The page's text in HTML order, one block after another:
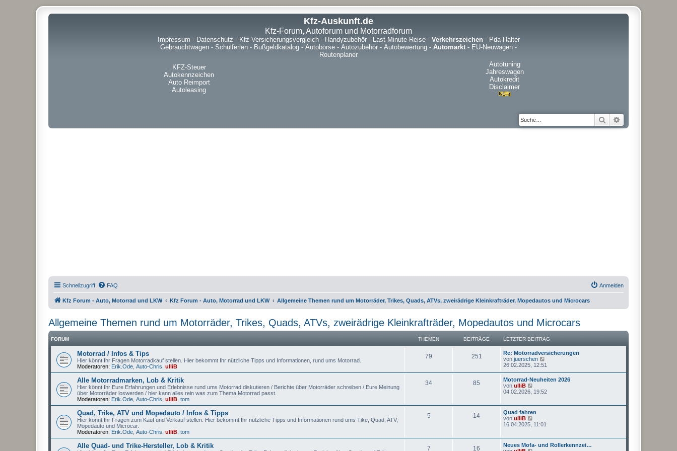
Kfz-Auskunft.de
Kfz-Forum, Autoforum und Motorradforum
Impressum - Datenschutz - Kfz-Versicherungsvergleich- Handyzubehör- Last-Minute-Reise- Verkehrszeichen- Pda-Halter
Gebrauchtwagen - Schulferien - Bußgeldkatalog - Autobörse - Autozubehör - Autobewertung - Automarkt - EU-Neuwagen -
Routenplaner
KFZ-Steuer
Autokennzeichen
Auto Reimport
Autoleasing
Autotuning
Jahreswagen
Autokredit
Disclaimer
Suche
Schnellzugriff FAQ Anmelden
Kfz Forum - Auto, Motorrad und LKW Kfz Forum - Auto, Motorrad und LKW Allgemeine Themen rund um Motorräder, Trikes, Quads, ATVs, zweirädrige Kleinkrafträder, Mopedautos und Microcars
Allgemeine Themen rund um Motorräder, Trikes, Quads, ATVs, zweirädrige Kleinkrafträder, Mopedautos und Microcars
FORUM THEMEN BEITRÄGE LETZTER BEITRAG
Motorrad / Infos & Tips
Hier könnt Ihr Fragen Motorradkauf stellen. Hier bekommt Ihr nützliche Tipps und Informationen, rund ums Motorrad.
Moderatoren: Erik.Ode Auto-Chris ulliB
79 251
Re: Motorradversicherungen
von juerschen
e
e
s
t
e
B
t
a
g
26.02.2025, 12:51
Alle Motorradmarken, Lob & Kritik
Hier könnt Ihr Eure Erfahrungen und Erlebnisse rund ums Motorrad diskutieren / Berichte über Motorräder schreiben / Eure Meinung
über Motorräder loswerden / hier kann alles rein was zum Thema Motorrad passt.
Moderatoren: Erik.Ode Auto-Chris ulliB tom
34 85
Motorrad-Neuheiten 2026
von ulliB
e
t
e
r
e
i
04.02.2026, 19:52
Quad, Trike, ATV und Mopedauto / Infos & Tipps
Hier könnt Ihr Fragen zum Kauf und Verkauf stellen. Hier bekommt Ihr nützliche Tipps und Informationen rund ums Tike, Quad, ATV,
Mopedauto und Microcar.
Moderatoren: Erik.Ode Auto-Chris ulliB tom
5 14
Quad fahren
von ulliB
e
t
16.04.2025, 11:01
Alle Quad- und Trike-Hersteller, Lob & Kritik 7 16
Neues Mofa- und Rollerkennzei…